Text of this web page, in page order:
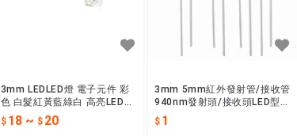
3mm LEDLED燈 電子元件 彩
色 白髮紅黃藍綠白 高亮LED燈
珠包
18~ 20
3mm 5mm紅外發射管/接收管
940nm發射頭/接收頭LED型圓
頭對管
1